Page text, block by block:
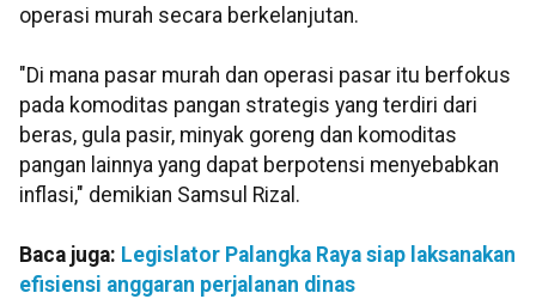
operasi murah secara berkelanjutan.
"Di mana pasar murah dan operasi pasar itu berfokus
pada komoditas pangan strategis yang terdiri dari
beras, gula pasir, minyak goreng dan komoditas
pangan lainnya yang dapat berpotensi menyebabkan
inflasi," demikian Samsul Rizal.
Baca juga: Legislator Palangka Raya siap laksanakan
efisiensi anggaran perjalanan dinas